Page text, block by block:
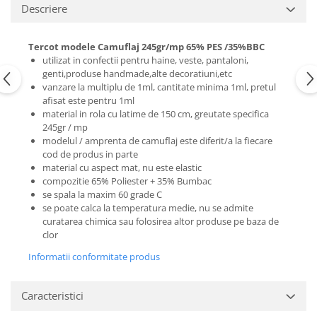
Descriere
Tercot modele Camuflaj 245gr/mp 65% PES /35%BBC
utilizat in confectii pentru haine, veste, pantaloni,
genti,produse handmade,alte decoratiuni,etc
vanzare la multiplu de 1ml, cantitate minima 1ml, pretul
afisat este pentru 1ml
material in rola cu latime de 150 cm, greutate specifica
245gr / mp
modelul / amprenta de camuflaj este diferit/a la fiecare
cod de produs in parte
material cu aspect mat, nu este elastic
compozitie 65% Poliester + 35% Bumbac
se spala la maxim 60 grade C
se poate calca la temperatura medie, nu se admite
curatarea chimica sau folosirea altor produse pe baza de
clor
Informatii conformitate produs
Caracteristici